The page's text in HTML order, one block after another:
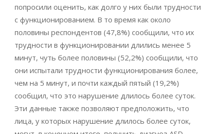
попросили оценить, как долго у них были трудности
с функционированием. В то время как около
половины респондентов (47,8%) сообщили, что их
трудности в функционировании длились менее 5
минут, чуть более половины (52,2%) сообщили, что
они испытали трудности функционирования более,
чем на 5 минут, и почти каждый пятый (19,2%)
сообщил, что это нарушение длилось более суток.
Эти данные также позволяют предположить, что
лица, у которых нарушение длилось более суток,